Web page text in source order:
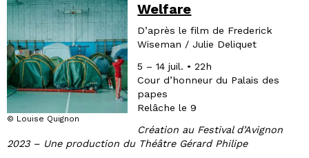
© Louise Quignon
Welfare
D’après le film de Frederick
Wiseman / Julie Deliquet
5 – 14 juil. • 22h
Cour d’honneur du Palais des
papes
Relâche le 9
Création au Festival d’Avignon
2023 – Une production du Théâtre Gérard Philipe